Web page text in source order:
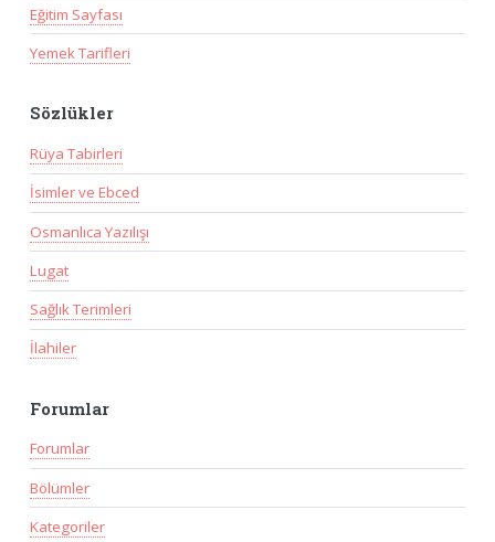
Eğitim Sayfası
Yemek Tarifleri
Sözlükler
Rüya Tabirleri
İsimler ve Ebced
Osmanlıca Yazılışı
Lugat
Sağlık Terimleri
İlahiler
Forumlar
Forumlar
Bölümler
Kategoriler